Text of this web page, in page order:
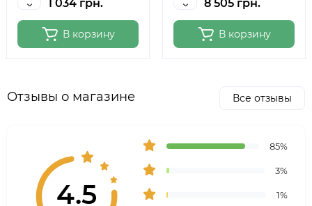
1 034 грн.
В корзину
8 505 грн.
В корзину
Отзывы о магазине Все отзывы
4.5
85%
3%
1%